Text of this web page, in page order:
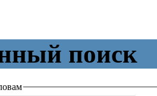
поиск